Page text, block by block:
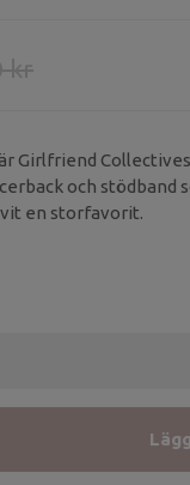
kr
Girlfriend
och stödband
en storfavorit.